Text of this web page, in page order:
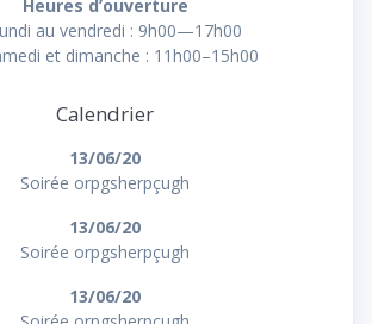
Heures d’ouverture
au vendredi : 9h00—17h00
et dimanche : 11h00–15h00
Calendrier
13/06/20
Soirée orpgsherpçugh
13/06/20
Soirée orpgsherpçugh
13/06/20